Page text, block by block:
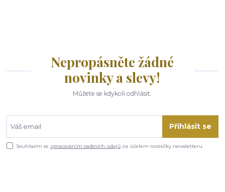
Nepropásněte žádné
novinky a slevy!
Můžete se kdykoli odhlásit.
Přihlásit se
Souhlasím se zpracováním osobních údajů za účelem rozesílky newsletteru.